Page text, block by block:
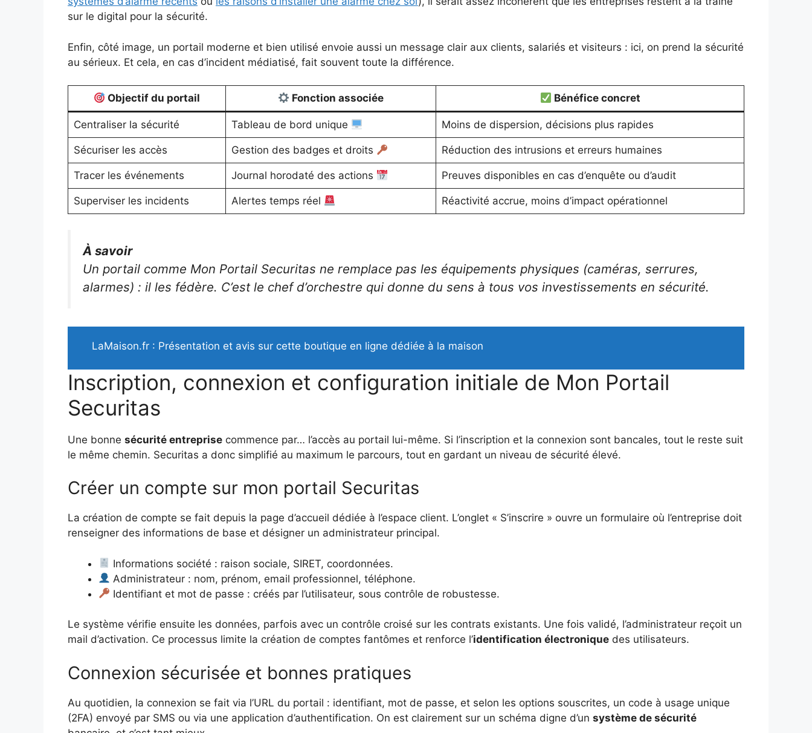
sur le digital pour la sécurité.
Enfin, côté image, un portail moderne et bien utilisé envoie aussi un message clair aux clients, salariés et visiteurs : ici, on prend la sécurité
au sérieux. Et cela, en cas d’incident médiatisé, fait souvent toute la différence.
Objectif du portail Fonction associée Bénéfice concret
Centraliser la sécurité Tableau de bord unique Moins de dispersion, décisions plus rapides
Sécuriser les accès Gestion des badges et droits Réduction des intrusions et erreurs humaines
Tracer les événements Journal horodaté des actions Preuves disponibles en cas d’enquête ou d’audit
Superviser les incidents Alertes temps réel Réactivité accrue, moins d’impact opérationnel
À savoir
Un portail comme Mon Portail Securitas ne remplace pas les équipements physiques (caméras, serrures,
alarmes) : il les fédère. C’est le chef d’orchestre qui donne du sens à tous vos investissements en sécurité.
LaMaison.fr : Présentation et avis sur cette boutique en ligne dédiée à la maison
Inscription, connexion et configuration initiale de Mon Portail
Securitas
Une bonne sécurité entreprise commence par… l’accès au portail lui-même. Si l’inscription et la connexion sont bancales, tout le reste suit
le même chemin. Securitas a donc simplifié au maximum le parcours, tout en gardant un niveau de sécurité élevé.
Créer un compte sur mon portail Securitas
La création de compte se fait depuis la page d’accueil dédiée à l’espace client. L’onglet « S’inscrire » ouvre un formulaire où l’entreprise doit
renseigner des informations de base et désigner un administrateur principal.
Informations société : raison sociale, SIRET, coordonnées.
Administrateur : nom, prénom, email professionnel, téléphone.
Identifiant et mot de passe : créés par l’utilisateur, sous contrôle de robustesse.
Le système vérifie ensuite les données, parfois avec un contrôle croisé sur les contrats existants. Une fois validé, l’administrateur reçoit un
mail d’activation. Ce processus limite la création de comptes fantômes et renforce l’identification électronique des utilisateurs.
Connexion sécurisée et bonnes pratiques
Au quotidien, la connexion se fait via l’URL du portail : identifiant, mot de passe, et selon les options souscrites, un code à usage unique
(2FA) envoyé par SMS ou via une application d’authentification. On est clairement sur un schéma digne d’un système de sécurité